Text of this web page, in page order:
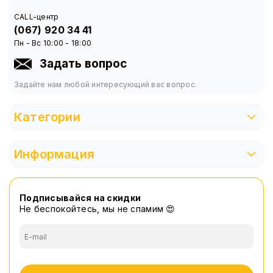
CALL-центр
(067) 920 34 41
Пн - Вс 10:00 - 18:00
Задать вопрос
Задайте нам любой интересующий вас вопрос.
Категории
Информация
Подписывайся на скидки
Не беспокойтесь, мы не спамим 😍